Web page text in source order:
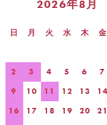
2026年8月
日 月 火 水 木 金
2
3 4 5 6 7
9
10 11 12 13 14
16
17 18 19 20 21